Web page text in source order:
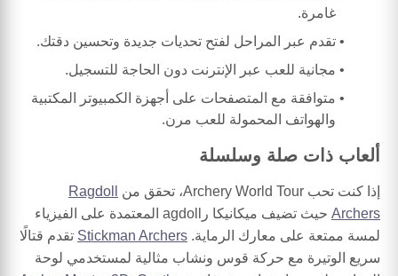
غامرة.
تقدم عبر المراحل لفتح تحديات جديدة وتحسين دقتك.
مجانية للعب عبر الإنترنت دون الحاجة للتسجيل.
متوافقة مع المتصفحات على أجهزة الكمبيوتر المكتبية
والهواتف المحمولة للعب مرن.
ألعاب ذات صلة وسلسلة
إذا كنت تحب Archery World Tour، تحقق من
Ragdoll
Archers
حيث تضيف ميكانيكا رagdoll المعتمدة على الفيزياء
لمسة ممتعة على معارك الرماية. Stickman Archers تقدم قتالًا
سريع الوتيرة مع حركة قوس ونشاب مثالية لمستخدمي لوحة